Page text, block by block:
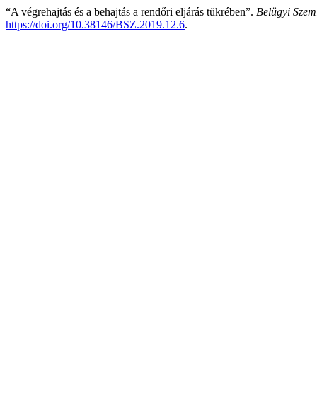
“A végrehajtás és a behajtás a rendőri eljárás tükrében”. Belügyi
https://doi.org/10.38146/BSZ.2019.12.6.